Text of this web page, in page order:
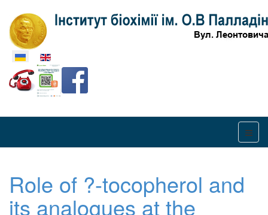
Оберіть свою мову
Role of ?-tocopherol and
its analogues at the